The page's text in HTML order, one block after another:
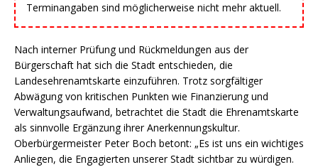
Terminangaben sind möglicherweise nicht mehr aktuell.
Nach interner Prüfung und Rückmeldungen aus der
Bürgerschaft hat sich die Stadt entschieden, die
Landesehrenamtskarte einzuführen. Trotz sorgfältiger
Abwägung von kritischen Punkten wie Finanzierung und
Verwaltungsaufwand, betrachtet die Stadt die Ehrenamtskarte
als sinnvolle Ergänzung ihrer Anerkennungskultur.
Oberbürgermeister Peter Boch betont: „Es ist uns ein wichtiges
Anliegen, die Engagierten unserer Stadt sichtbar zu würdigen.